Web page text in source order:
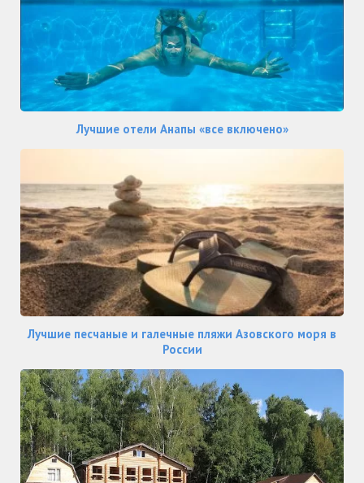
Лучшие отели Анапы «все включено»
Лучшие песчаные и галечные пляжи Азовского моря в
России